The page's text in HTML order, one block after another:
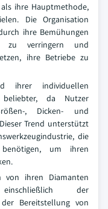
ihre Hauptmethode,
Die Organisation
ihre Bemühungen
zu verringern und
ihre Betriebe zu
ihrer individuellen
beliebter, da Nutzer
, Dicken- und
Trend unterstützt
die
benötigen, um ihren
von ihren Diamanten
der
Bereitstellung von